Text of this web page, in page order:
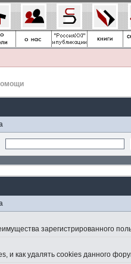
зарегистрированного
и как удалять cookies данного